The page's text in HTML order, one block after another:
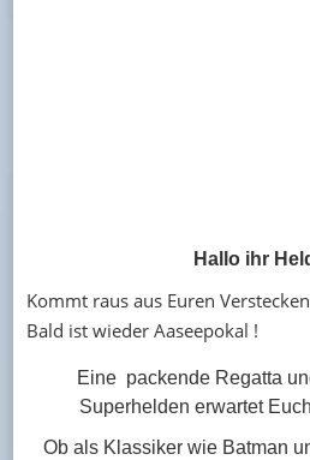
Hallo ihr
Kommt raus aus Euren
Bald ist wieder Aaseepokal !
Eine packende Regatta
Superhelden erwartet
Ob als Klassiker wie Batman